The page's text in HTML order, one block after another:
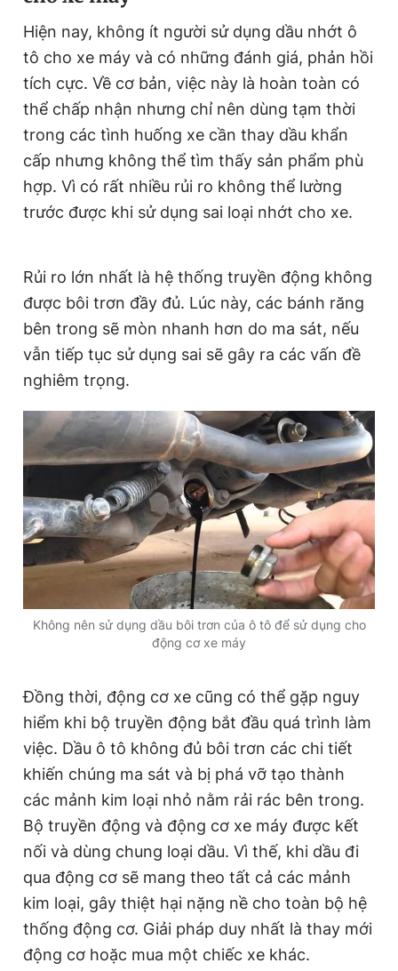
Hiện nay, không ít người sử dụng dầu nhớt ô
tô cho xe máy và có những đánh giá, phản hồi
tích cực. Về cơ bản, việc này là hoàn toàn có
thể chấp nhận nhưng chỉ nên dùng tạm thời
trong các tình huống xe cần thay dầu khẩn
cấp nhưng không thể tìm thấy sản phẩm phù
hợp. Vì có rất nhiều rủi ro không thể lường
trước được khi sử dụng sai loại nhớt cho xe.
Rủi ro lớn nhất là hệ thống truyền động không
được bôi trơn đầy đủ. Lúc này, các bánh răng
bên trong sẽ mòn nhanh hơn do ma sát, nếu
vẫn tiếp tục sử dụng sai sẽ gây ra các vấn đề
nghiêm trọng.
Không nên sử dụng dầu bôi trơn của ô tô để sử dụng cho
động cơ xe máy
Đồng thời, động cơ xe cũng có thể gặp nguy
hiểm khi bộ truyền động bắt đầu quá trình làm
việc. Dầu ô tô không đủ bôi trơn các chi tiết
khiến chúng ma sát và bị phá vỡ tạo thành
các mảnh kim loại nhỏ nằm rải rác bên trong.
Bộ truyền động và động cơ xe máy được kết
nối và dùng chung loại dầu. Vì thế, khi dầu đi
qua động cơ sẽ mang theo tất cả các mảnh
kim loại, gây thiệt hại nặng nề cho toàn bộ hệ
thống động cơ. Giải pháp duy nhất là thay mới
động cơ hoặc mua một chiếc xe khác.